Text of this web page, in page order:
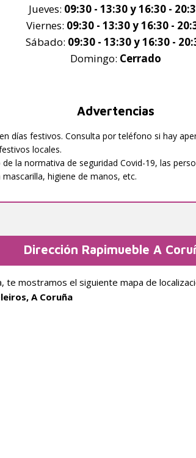
Jueves: 09:30 - 13:30 y 16:30 -
Viernes: 09:30 - 13:30 y 16:30 -
Sábado: 09:30 - 13:30 y 16:30 -
Domingo: Cerrado
Advertencias
días festivos. Consulta por teléfono si hay
locales.
la normativa de seguridad Covid-19, las
higiene de manos, etc.
Dirección Rapimueble A
te mostramos el siguiente mapa de
A Coruña